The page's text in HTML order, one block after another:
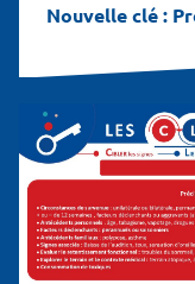
Nouvelle clé :